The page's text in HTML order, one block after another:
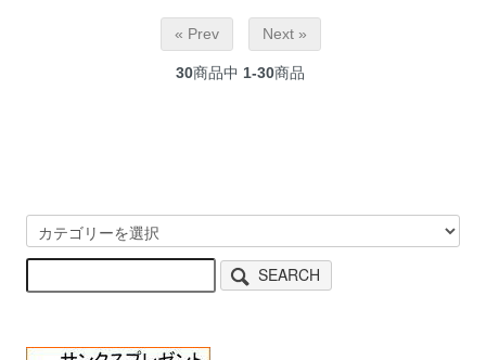
« Prev Next »
30商品中 1-30商品
SEARCH